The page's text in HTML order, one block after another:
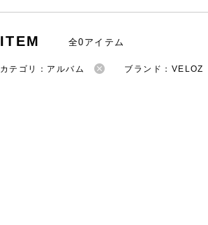
ITEM 全0アイテム
カテゴリ：アルバム ブランド：VELOZ